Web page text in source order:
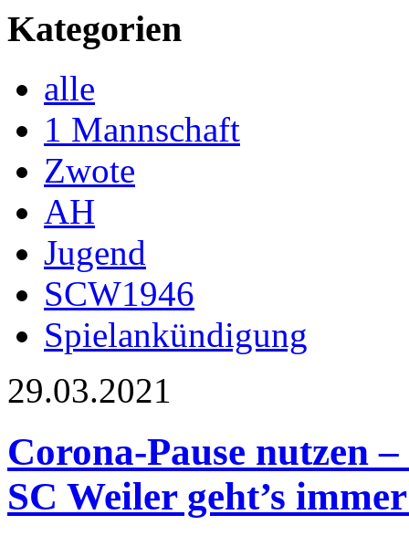
Kategorien
alle
1 Mannschaft
Zwote
AH
Jugend
SCW1946
Spielankündigung
29.03.2021
Corona-Pause nutzen
SC Weiler geht’s